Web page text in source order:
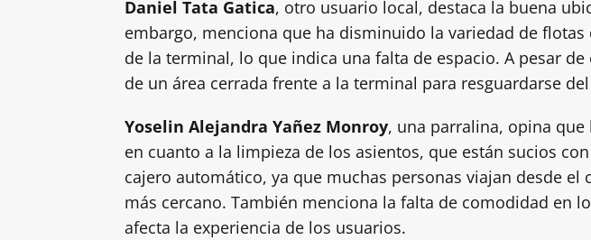
Daniel Tata Gatica, otro usuario local, destaca la buena
embargo, menciona que ha disminuido la variedad de
de la terminal, lo que indica una falta de espacio. A pesar
de un área cerrada frente a la terminal para resguardarse
Yoselin Alejandra Yañez Monroy, una parralina, opina
en cuanto a la limpieza de los asientos, que están sucios
cajero automático, ya que muchas personas viajan desde
más cercano. También menciona la falta de comodidad en
afecta la experiencia de los usuarios.